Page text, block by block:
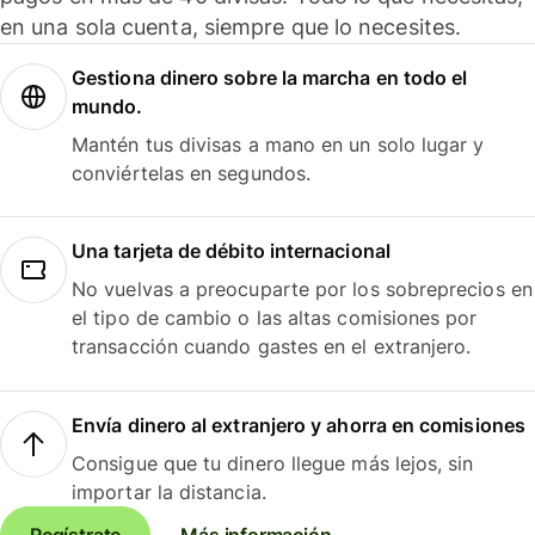
en una sola cuenta, siempre que lo necesites.
Gestiona dinero sobre la marcha en todo el
mundo.
Mantén tus divisas a mano en un solo lugar y
conviértelas en segundos.
Una tarjeta de débito internacional
No vuelvas a preocuparte por los sobreprecios en
el tipo de cambio o las altas comisiones por
transacción cuando gastes en el extranjero.
Envía dinero al extranjero y ahorra en comisiones
Consigue que tu dinero llegue más lejos, sin
importar la distancia.